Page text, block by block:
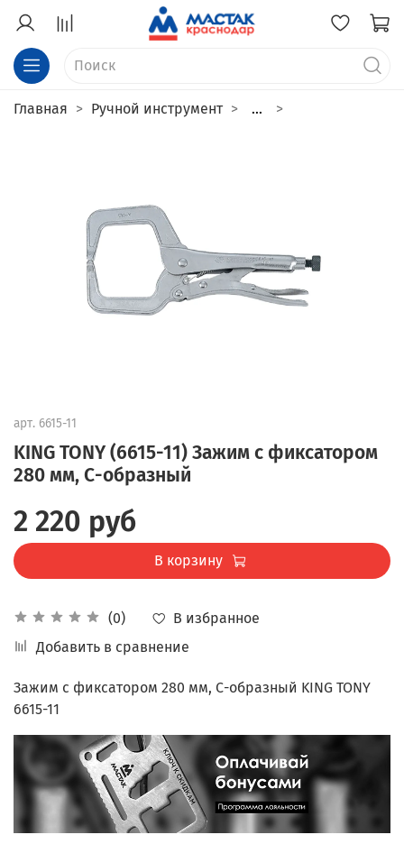
Главная Ручной инструмент ...
арт. 6615-11
KING TONY (6615-11) Зажим с фиксатором
280 мм, С-образный
(0)
В избранное
Добавить в сравнение
2 220 руб
В корзину
Зажим с фиксатором 280 мм, С-образный KING TONY
6615-11